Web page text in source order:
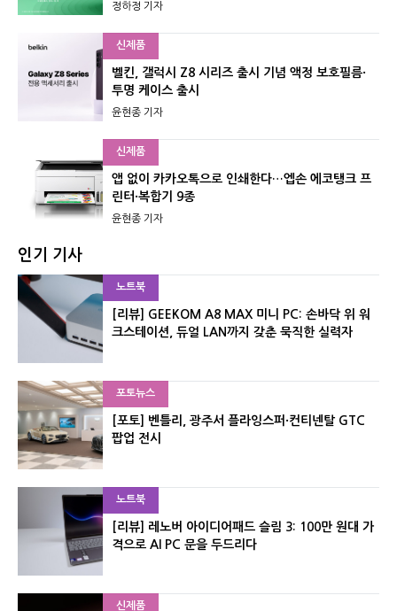
정하정 기자
신제품
벨킨, 갤럭시 Z8 시리즈 출시 기념 액정 보호필름·
투명 케이스 출시
윤현종 기자
신제품
앱 없이 카카오톡으로 인쇄한다…엡손 에코탱크 프
린터·복합기 9종
윤현종 기자
인기 기사
노트북
[리뷰] GEEKOM A8 MAX 미니 PC: 손바닥 위 워
크스테이션, 듀얼 LAN까지 갖춘 묵직한 실력자
포토뉴스
[포토] 벤틀리, 광주서 플라잉스퍼·컨티넨탈 GTC
팝업 전시
노트북
[리뷰] 레노버 아이디어패드 슬림 3: 100만 원대 가
격으로 AI PC 문을 두드리다
신제품